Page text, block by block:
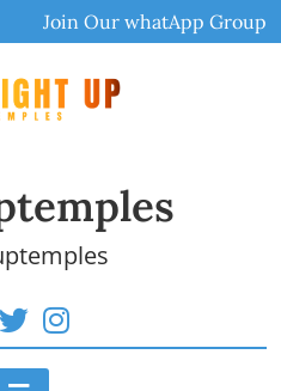
Join Our whatApp Group